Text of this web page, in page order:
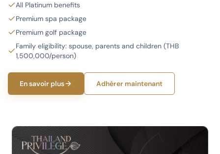
All Platinum benefits
Premium spa package
Premium golf package
Family eligibility: spouse, parents and children (THB
1,500,000/person)
En savoir plus Adhérer maintenant